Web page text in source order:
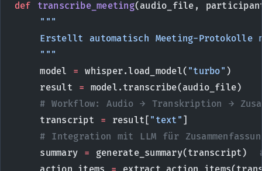
def transcribe_meeting(audio_file,
    """
Erstellt automatisch Meeting-Protokolle
    """
    model
= whisper.load_model( "turbo" )
    result
= model.transcribe(audio_file)
# Workflow: Audio → Transkription →
    transcript
= result[ "text" ]
# Integration mit LLM für
    summary
= generate_summary(transcript)